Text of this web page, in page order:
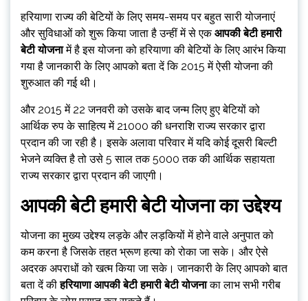
हरियाणा राज्य की बेटियों के लिए समय-समय पर बहुत सारी योजनाएं
और सुविधाओं को शुरू किया जाता है उन्हीं में से एकआपकी बेटी हमारी
बेटी योजनामें है इस योजना को हरियाणा की बेटियों के लिए आरंभ किया
गया है जानकारी के लिए आपको बता दें कि 2015 में ऐसी योजना की
शुरुआत की गई थी।
और 2015 में 22 जनवरी को उसके बाद जन्म लिए हुए बेटियों को
आर्थिक रुप के साहित्य में ₹21000 की धनराशि राज्य सरकार द्वारा
प्रदान की जा रही है। इसके अलावा परिवार में यदि कोई दूसरी बिल्टी
भेजने व्यक्ति है तो उसे 5 साल तक ₹5000 तक की आर्थिक सहायता
राज्य सरकार द्वारा प्रदान की जाएगी।
आपकी बेटी हमारी बेटी योजना का उद्देश्य
योजना का मुख्य उद्देश्य लड़के और लड़कियों में होने वाले अनुपात को
कम करना है जिसके तहत भ्रूण हत्या को रोका जा सके। और ऐसे
अदरक अपराधों को खत्म किया जा सके। जानकारी के लिए आपको बात
बता दें कीहरियाणा आपकी बेटी हमारी बेटी योजनाका लाभ सभी गरीब